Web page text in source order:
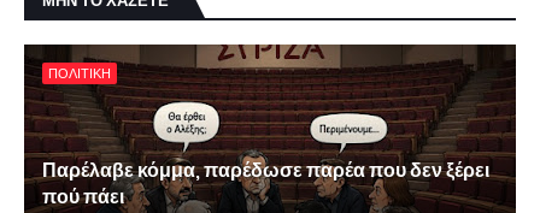
ΠΟΛΙΤΙΚΗ
Παρέλαβε κόμμα, παρέδωσε παρέα που δεν ξέρει
πού πάει